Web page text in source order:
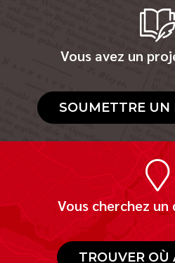
Vous avez un
SOUMETTRE UN
Vous cherchez un
TROUVER OÙ